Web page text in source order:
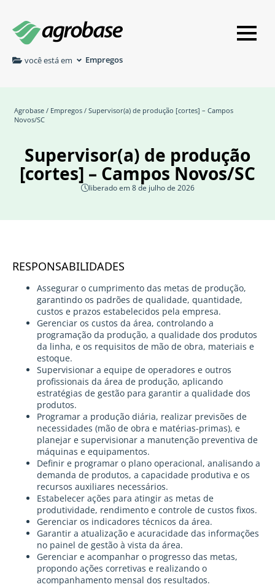
você está em Empregos
Agrobase / Empregos / Supervisor(a) de produção [cortes] – Campos
Novos/SC
Supervisor(a) de produção
[cortes] – Campos Novos/SC
liberado em 8 de julho de 2026
RESPONSABILIDADES
Assegurar o cumprimento das metas de produção,
garantindo os padrões de qualidade, quantidade,
custos e prazos estabelecidos pela empresa.
Gerenciar os custos da área, controlando a
programação da produção, a qualidade dos produtos
da linha, e os requisitos de mão de obra, materiais e
estoque.
Supervisionar a equipe de operadores e outros
profissionais da área de produção, aplicando
estratégias de gestão para garantir a qualidade dos
produtos.
Programar a produção diária, realizar previsões de
necessidades (mão de obra e matérias-primas), e
planejar e supervisionar a manutenção preventiva de
máquinas e equipamentos.
Definir e programar o plano operacional, analisando a
demanda de produtos, a capacidade produtiva e os
recursos auxiliares necessários.
Estabelecer ações para atingir as metas de
produtividade, rendimento e controle de custos fixos.
Gerenciar os indicadores técnicos da área.
Garantir a atualização e acuracidade das informações
no painel de gestão à vista da área.
Gerenciar e acompanhar o progresso das metas,
propondo ações corretivas e realizando o
acompanhamento mensal dos resultados.